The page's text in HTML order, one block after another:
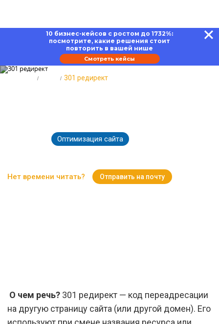
10 бизнес-кейсов с ростом до 1732%:
посмотрите, какие решения стоит
повторить в вашей нише
Смотреть кейсы
301 редирект
Оптимизация сайта
Нет времени читать? Отправить на почту
О чем речь? 301 редирект — код переадресации
на другую страницу сайта (или другой домен). Его